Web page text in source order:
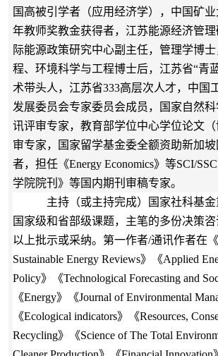
国高被引学者（应用经济学），中国矿
年教师奖教金获得者，江苏能源经济管理
际能源政策研究中心副主任，管理学博
程、环境科学与工程博士后，江苏省“青
术带头人，江苏省333高层次人才，中国
发展委员会专家委员会成员，国家自然
讯评审专家，教育部学位中心学位论文
审专家，国家留学基金委全额资助新加
者，担任《Energy Economics》等SCI/
学院院刊》等国内期刊审稿专家。
主持（或主持完成）国家社科基
国家级和省部级课题，主笔的多份决策
以上批示或采纳。第一作者/通讯作者在《
Sustainable Energy Reviews》《Applied
Policy》《Technological Forecasting and
《Energy》《Journal of Environmental
《Ecological indicators》《Resources,
Recycling》《Science of The Total